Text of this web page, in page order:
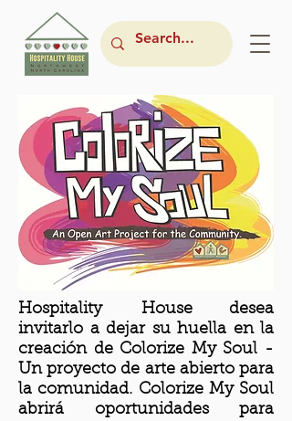
Hospitality House
desea
invitarlo a dejar su huella en la
creación de Colorize My Soul -
Un proyecto de arte abierto para
la comunidad. Colorize My Soul
abrirá oportunidades para